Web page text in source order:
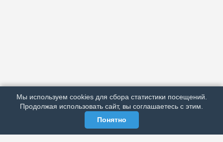
РЕКЛАМА У НАС
МЫ В СОЦСЕТЯХ
Мы используем cookies для сбора статистики посещений.
Продолжая использовать сайт, вы соглашаетесь с этим.
Понятно